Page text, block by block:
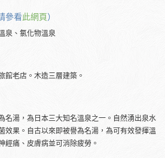
參看此網頁）
泉、氯化物溫泉
館老店。木造三層建築。
名湯，為日本三大知名溫泉之一。自然湧出泉水
效果。自古以來即被譽為名湯，為可有效發揮溫
經痛、皮膚病並可消除疲勞。